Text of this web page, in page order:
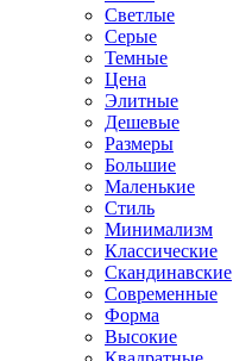
Светлые
Серые
Темные
Цена
Элитные
Дешевые
Размеры
Большие
Маленькие
Стиль
Минимализм
Классические
Скандинавские
Современные
Форма
Высокие